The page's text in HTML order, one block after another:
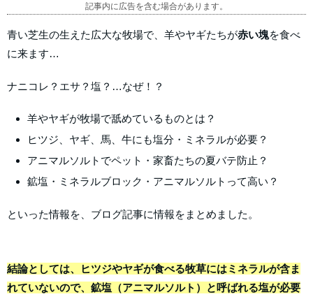
記事内に広告を含む場合があります。
青い芝生の生えた広大な牧場で、羊やヤギたちが赤い塊を食べ
に来ます…
ナニコレ？エサ？塩？…なぜ！？
羊やヤギが牧場で舐めているものとは？
ヒツジ、ヤギ、馬、牛にも塩分・ミネラルが必要？
アニマルソルトでペット・家畜たちの夏バテ防止？
鉱塩・ミネラルブロック・アニマルソルトって高い？
といった情報を、ブログ記事に情報をまとめました。
結論としては、ヒツジやヤギが食べる牧草にはミネラルが含ま
れていないので、鉱塩（アニマルソルト）と呼ばれる塩が必要